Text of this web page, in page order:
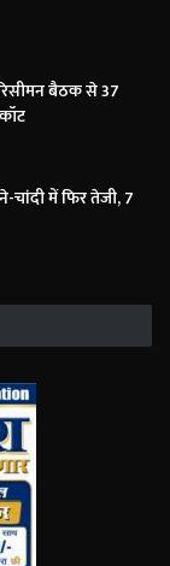
बैठक से 37
में फिर तेजी, 7